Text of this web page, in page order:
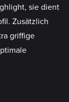
sie dient
Zusätzlich
griffige